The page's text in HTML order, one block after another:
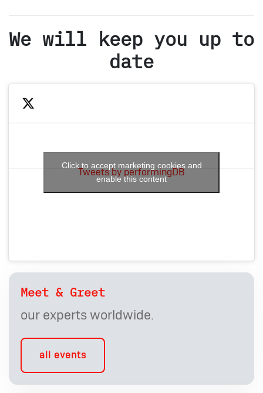
We will keep you up to
date
Tweets by performingDB
Click to accept marketing cookies and
enable this content
Meet & Greet
our experts worldwide.
all events